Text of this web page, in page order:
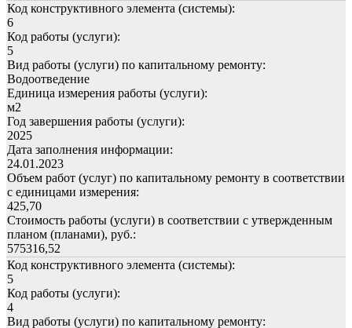
Код конструктивного элемента (системы):
6
Код работы (услуги):
5
Вид работы (услуги) по капитальному ремонту:
Водоотведение
Единица измерения работы (услуги):
м2
Год завершения работы (услуги):
2025
Дата заполнения информации:
24.01.2023
Объем работ (услуг) по капитальному ремонту в соответствии
с единицами измерения:
425,70
Стоимость работы (услуги) в соответствии с утвержденным
планом (планами), руб.:
575316,52
Код конструктивного элемента (системы):
5
Код работы (услуги):
4
Вид работы (услуги) по капитальному ремонту: